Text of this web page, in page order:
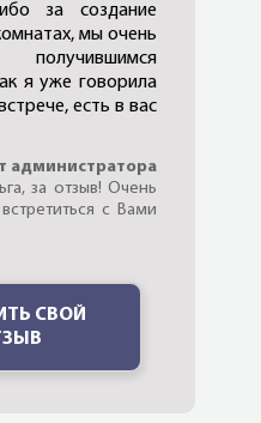
за создание
мы очень
я уже говорила
есть в вас
администратора
за отзыв! Очень
с Вами
СВОЙ